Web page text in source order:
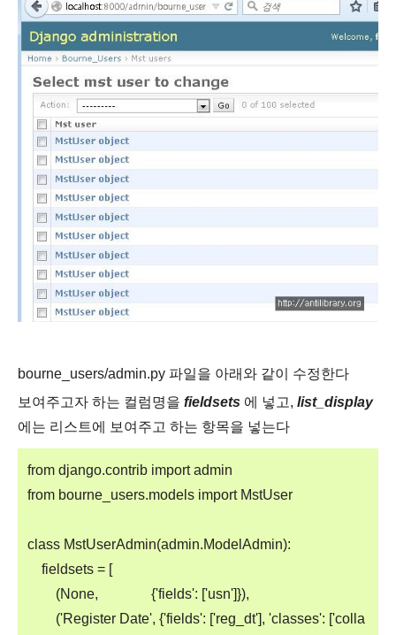
bourne_users/admin.py 파일을 아래와 같이 수정한다
보여주고자 하는 컬럼명을 fieldsets 에 넣고, list_display
에는 리스트에
보여주고 하는 항목을 넣는다
from django.contrib import admin
from bourne_users.models import MstUser
class MstUserAdmin(admin.ModelAdmin):
fieldsets = [
(None, {'fields': ['usn']}),
('Register Date', {'fields': ['reg_dt'], 'classes': ['colla